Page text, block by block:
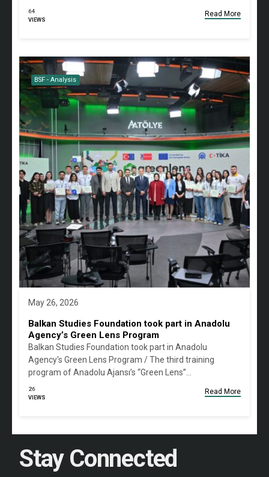
64
VIEWS
Read More
BSF - Analysis
May 26, 2026
Balkan Studies Foundation took part in Anadolu
Agency’s Green Lens Program
Balkan Studies Foundation took part in Anadolu
Agency's Green Lens Program / The third training
program of Anadolu Ajansı’s “Green Lens”…
26
VIEWS
Read More
Stay Connected